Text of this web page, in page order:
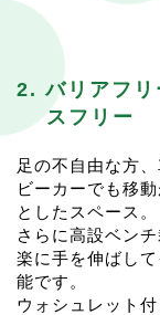
その際
こちら
1/9(金
今シー
皆様の
<2025-
今シー
が、例
場合に
ござい
販売品
あまり
なります
イチゴ
更新いた
皆様の
トウモ
6/28(土)
今シー
営業日
営業時
2. バリアフリ
スフリー
足の不自由な方
ビーカーでも移
としたスペース。
さらに高設ベンチ
楽に手を伸ばし
能です。
ウォシュレット